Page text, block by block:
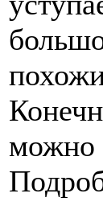
можно